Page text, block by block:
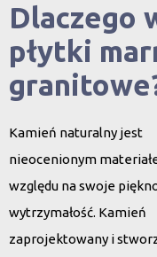
Dlaczego
płytki
Kamień naturalny jest
nieocenionym
względu na swoje
wytrzymałość. Kamień
zaprojektowany i